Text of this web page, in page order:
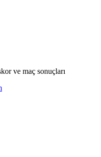
ve maç sonuçları